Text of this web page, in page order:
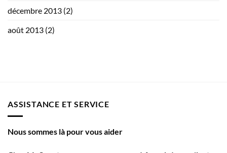
décembre 2013 (2)
août 2013 (2)
ASSISTANCE ET SERVICE
Nous sommes là pour vous aider